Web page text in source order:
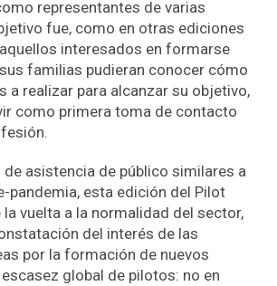
representantes de varias
fue, como en otras ediciones
interesados en formarse
familias pudieran conocer cómo
a realizar para alcanzar su objetivo,
como primera toma de contacto
de asistencia de público similares a
pandemia, esta edición del Pilot
la vuelta a la normalidad del sector,
del interés de las
por la formación de nuevos
global de pilotos: no en